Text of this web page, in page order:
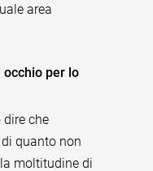
area
occhio per lo
che
quanto non
moltitudine di